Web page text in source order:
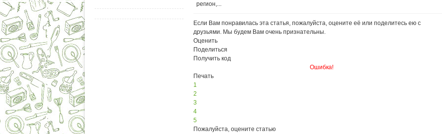
регион,...
Если Вам понравилась эта статья, пожалуйста, оцените её или поделитесь ею с
друзьями. Мы будем Вам очень признательны.
Оценить
Поделиться
Получить код
Ошибка!
Печать
1
2
3
4
5
Пожалуйста, оцените статью